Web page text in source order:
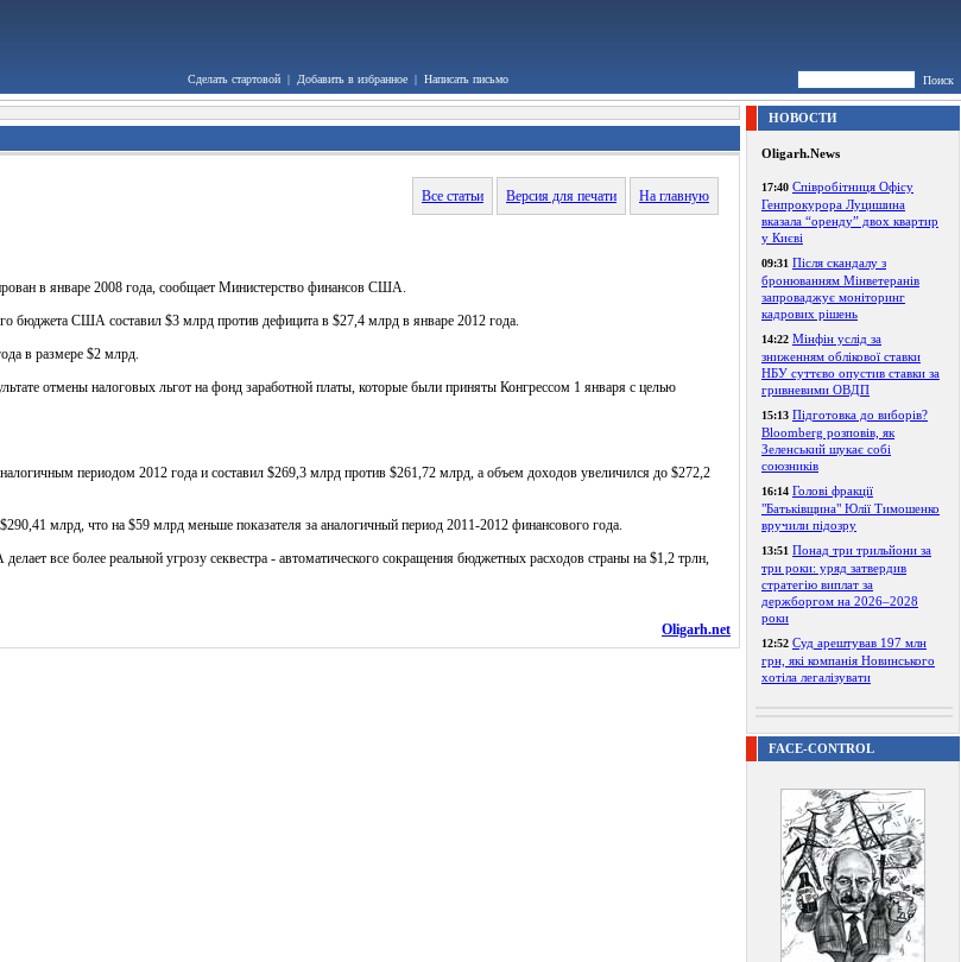
Сделать стартовой | Добавить в избранное | Написать письмо Поиск
Все статьи Версия для печати На главную
в январе 2008 года, сообщает Министерство финансов США.
бюджета США составил $3 млрд против дефицита в $27,4 млрд в январе 2012 года.
в размере $2 млрд.
отмены налоговых льгот на фонд заработной платы, которые были приняты Конгрессом 1 января с целью
периодом 2012 года и составил $269,3 млрд против $261,72 млрд, а объем доходов увеличился до $272,2
млрд, что на $59 млрд меньше показателя за аналогичный период 2011-2012 финансового года.
все более реальной угрозу секвестра - автоматического сокращения бюджетных расходов страны на $1,2 трлн,
Oligarh.net
НОВОСТИ
Oligarh.News
17:40 Співробітниця Офісу
Генпрокурора Луцишина
вказала “оренду” двох квартир
у Києві
09:31 Після скандалу з
бронюванням Мінветеранів
запроваджує моніторинг
кадрових рішень
14:22 Мінфін услід за
зниженням облікової ставки
НБУ суттєво опустив ставки за
гривневими ОВДП
15:13 Підготовка до виборів?
Bloomberg розповів, як
Зеленський шукає собі
союзників
16:14 Голові фракції
"Батьківщина" Юлії Тимошенко
вручили підозру
13:51 Понад три трильйони за
три роки: уряд затвердив
стратегію виплат за
держборгом на 2026–2028
роки
12:52 Суд арештував 197 млн
грн, які компанія Новинського
хотіла легалізувати
FACE-CONTROL